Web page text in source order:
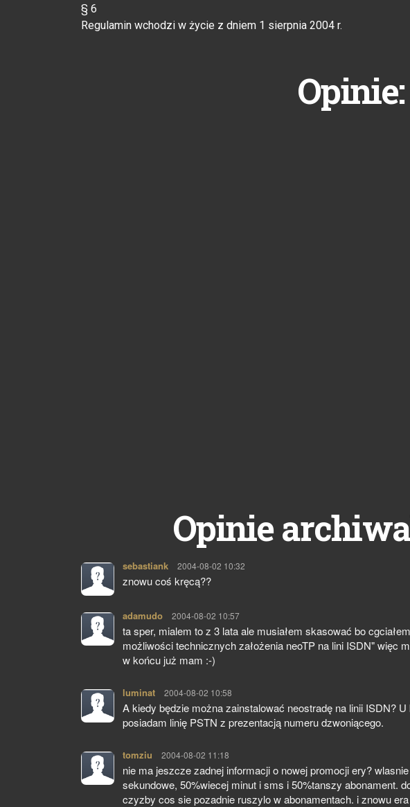
§ 6
Regulamin wchodzi w życie z dniem 1 sierpnia 2004 r.
Opinie:
Opinie
sebastiank pisze:
2004-08-02 10:32
znowu coś kręcą??
adamudo pisze:
2004-08-02 10:57
ta sper, mialem to z 3 lata ale musiałem skasować bo
możliwości technicznych założenia neoTP na lini ISDN" więc
w końcu już mam :-)
luminat pisze:
2004-08-02 10:58
A kiedy będzie można zainstalować neostradę na linii ISDN?
posiadam linię PSTN z prezentacją numeru dzwoniącego.
tomziu pisze:
2004-08-02 11:18
nie ma jeszcze zadnej informacji o nowej promocji ery?
sekundowe, 50%wiecej minut i sms i 50%tanszy abonament.
czyzby cos sie pozadnie ruszylo w abonamentach. i znowu